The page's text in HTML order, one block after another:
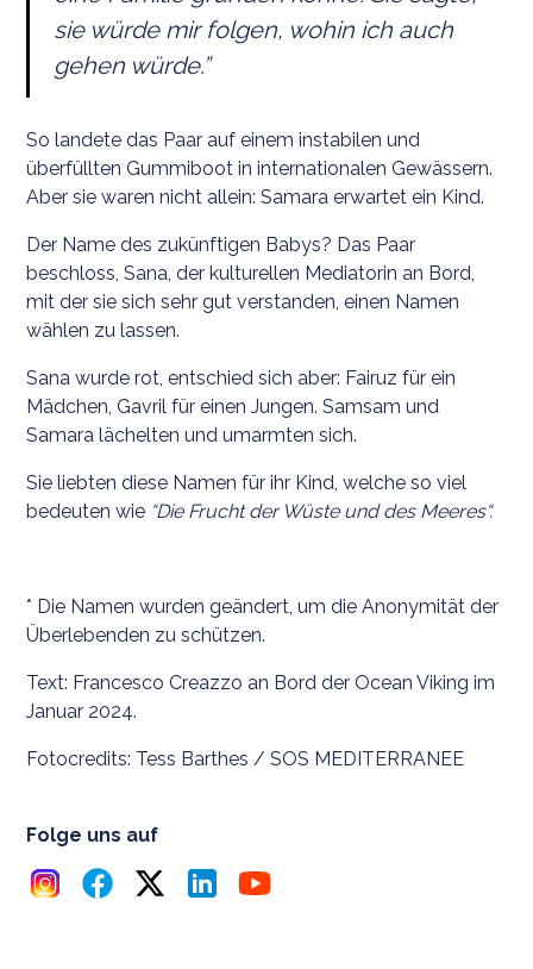
sie würde mir folgen, wohin ich auch
gehen würde.”
So landete das Paar auf einem instabilen und
überfüllten Gummiboot in internationalen Gewässern.
Aber sie waren nicht allein: Samara erwartet ein Kind.
Der Name des zukünftigen Babys? Das Paar
beschloss, Sana, der kulturellen Mediatorin an Bord,
mit der sie sich sehr gut verstanden, einen Namen
wählen zu lassen.
Sana wurde rot, entschied sich aber: Fairuz für ein
Mädchen, Gavril für einen Jungen. Samsam und
Samara lächelten und umarmten sich.
Sie liebten diese Namen für ihr Kind, welche so viel
bedeuten wie “Die Frucht der Wüste und des Meeres“.
* Die Namen wurden geändert, um die Anonymität der
Überlebenden zu schützen.
Text: Francesco Creazzo an Bord der Ocean Viking im
Januar 2024.
Fotocredits: Tess Barthes / SOS MEDITERRANEE
Folge uns auf